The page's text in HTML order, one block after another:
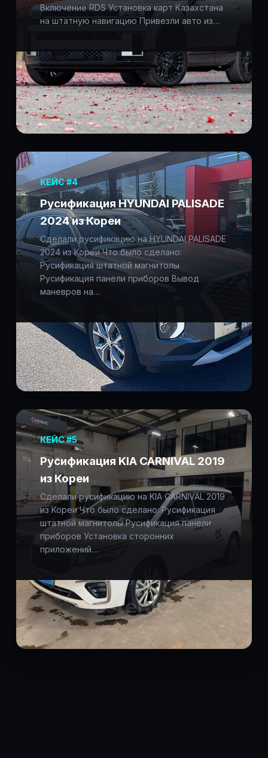
Включение RDS Установка карт Казахстана
на штатную навигацию Привезли авто из…
КЕЙС #4
Русификация HYUNDAI PALISADE
2024 из Кореи
Сделали русификацию на HYUNDAI PALISADE
2024 из Кореи Что было сделано:
Русификация штатной магнитолы
Русификация панели приборов Вывод
маневров на…
КЕЙС #5
Русификация KIA CARNIVAL 2019
из Кореи
Сделали русификацию на KIA CARNIVAL 2019
из Кореи Что было сделано: Русификация
штатной магнитолы Русификация панели
приборов Установка сторонних
приложений…